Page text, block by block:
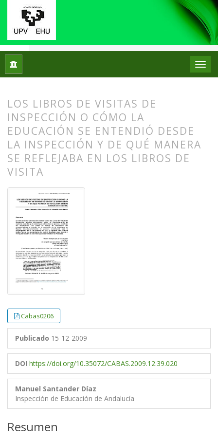
Inicio
LOS LIBROS DE VISITAS DE
INSPECCIÓN O CÓMO LA
EDUCACIÓN SE ENTENDIÓ DESDE
LA INSPECCIÓN Y DE QUÉ MANERA
SE REFLEJABA EN LOS LIBROS DE
VISITA
Cabas0206
Publicado 15-12-2009
DOI https://doi.org/10.35072/CABAS.2009.12.39.020
Manuel Santander Díaz
Inspección de Educación de Andalucía
Resumen